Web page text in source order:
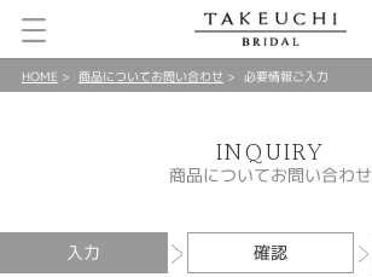
HOME 商品についてお問い合わせ 必要情報ご入力
INQUIRY
商品についてお問い合わせ
入力 確認